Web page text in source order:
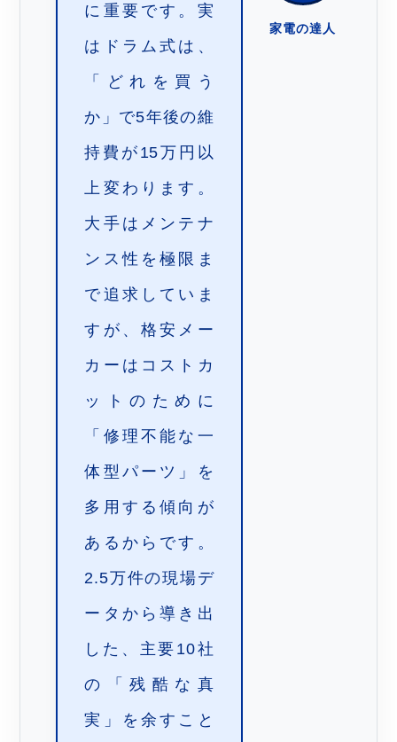
家電の達人
に重要です。実
はドラム式は、
「どれを買う
か」で5年後の維
持費が15万円以
上変わります。
大手はメンテナ
ンス性を極限ま
で追求していま
すが、格安メー
カーはコストカ
ットのために
「修理不能な一
体型パーツ」を
多用する傾向が
あるからです。
2.5万件の現場デ
ータから導き出
した、主要10社
の「残酷な真
実」を余すこと